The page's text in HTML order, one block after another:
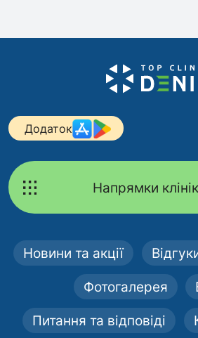
Додаток
Напрямки
Новини та акції
Фотогалерея
Питання та відповіді